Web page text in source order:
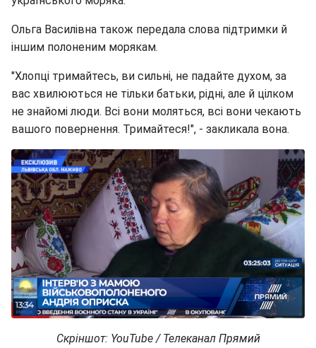
Ольга Василівна також передала слова підтримки й
іншим полоненим морякам.
"Хлопці тримайтесь, ви сильні, не падайте духом, за
вас хвилюються не тільки батьки, рідні, але й цілком
не знайомі люди. Всі вони моляться, всі вони чекають
вашого повернення. Тримайтеся!", - закликала вона.
Скріншот: YouTube / Телеканал Прямий